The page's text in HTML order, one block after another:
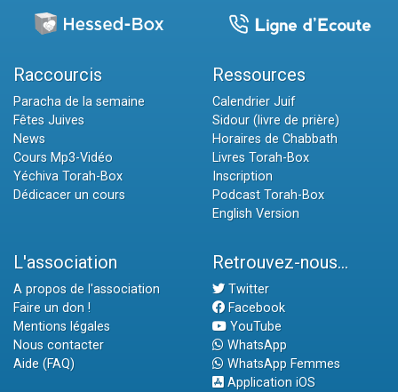
Raccourcis
Paracha de la semaine
Fêtes Juives
News
Cours Mp3-Vidéo
Yéchiva Torah-Box
Dédicacer un cours
Ressources
Calendrier Juif
Sidour (livre de prière)
Horaires de Chabbath
Livres Torah-Box
Inscription
Podcast Torah-Box
English Version
L'association
A propos de l'association
Faire un don !
Mentions légales
Nous contacter
Aide (FAQ)
Retrouvez-nous...
Twitter
Facebook
YouTube
WhatsApp
WhatsApp Femmes
Application iOS